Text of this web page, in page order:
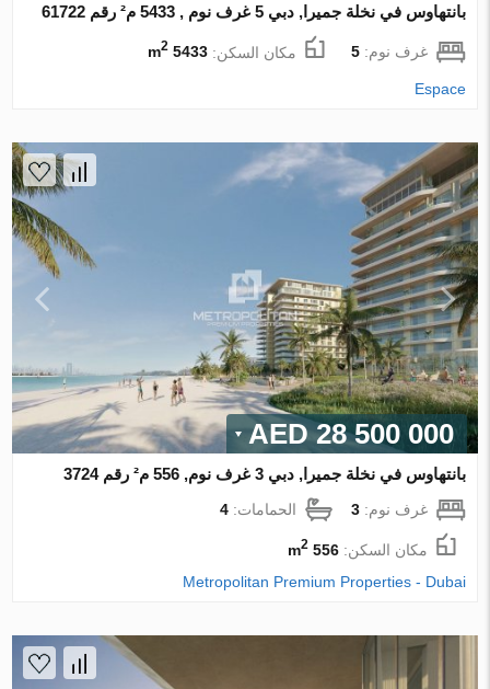
بانتهاوس في نخلة جميرا, دبي 5 غرف نوم , 5433 م² رقم 61722
غرف نوم:5 مكان السكن:5433 m
2
Espace
28 500 000 AED
بانتهاوس في نخلة جميرا, دبي 3 غرف نوم, 556 م² رقم 3724
غرف نوم:3 الحمامات:4
مكان السكن:556 m
2
Metropolitan Premium Properties - Dubai